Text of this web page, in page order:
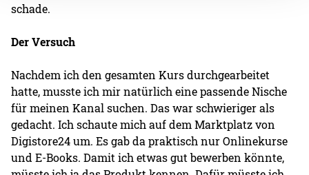
schade.
Der Versuch
Nachdem ich den gesamten Kurs durchgearbeitet
hatte, musste ich mir natürlich eine passende Nische
für meinen Kanal suchen. Das war schwieriger als
gedacht. Ich schaute mich auf dem Marktplatz von
Digistore24 um. Es gab da praktisch nur Onlinekurse
und E-Books. Damit ich etwas gut bewerben könnte,